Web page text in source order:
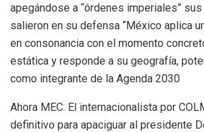
apegándose a “órdenes imperiales”
salieron en su defensa “México aplica
en consonancia con el momento
estática y responde a su geografía,
como integrante de la Agenda 2030
Ahora MEC: El internacionalista por
definitivo para apaciguar al presidente